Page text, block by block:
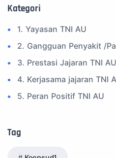
Kategori
1. Yayasan TNI AU
2. Gangguan Penyakit /
3. Prestasi Jajaran TNI AU
4. Kerjasama jajaran TNI
5. Peran Positif TNI AU
7. Spam Bukan Berita TNI
Tag